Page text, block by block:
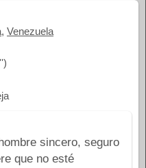
, Venezuela
sincero, seguro
que no esté